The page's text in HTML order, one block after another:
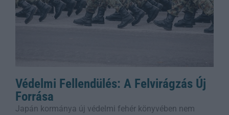
Védelmi Fellendülés: A Felvirágzás Új
Forrása
Japán kormánya új védelmi fehér könyvében nem